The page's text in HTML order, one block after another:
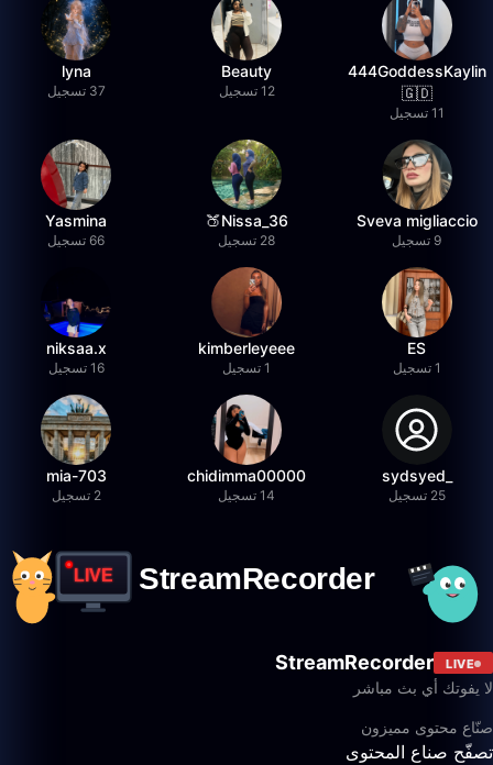
444GoddessKaylin
🇬🇩
11 تسجيل
Beauty
12 تسجيل
lyna
37 تسجيل
Sveva migliaccio
9 تسجيل
36_Nissa🍑
28 تسجيل
Yasmina
66 تسجيل
ES
1 تسجيل
kimberleyeee
1 تسجيل
niksaa.x
16 تسجيل
25 تسجيل
chidimma00000
14 تسجيل
mia-703
2 تسجيل
LIVE
StreamRecorder
لا يفوتك أي بث مباشر
صنّاع محتوى مميزون
تصفّح صناع المحتوى